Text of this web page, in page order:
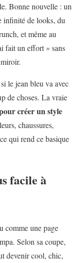
Bonne nouvelle : un
infinité de looks, du
et même au
fait un effort » sans
le jean bleu va avec
de choses. La vraie
créer un style
chaussures,
qui rend ce basique
facile à
comme une page
Selon sa coupe,
devenir cool, chic,